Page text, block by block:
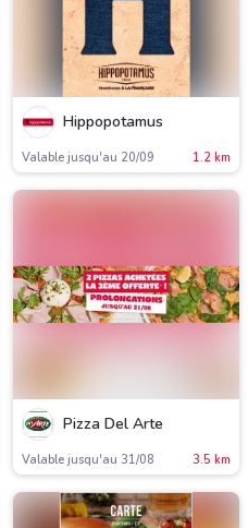
Hippopotamus
Valable jusqu'au 20/09 1.2 km
Pizza Del Arte
Valable jusqu'au 31/08 3.5 km